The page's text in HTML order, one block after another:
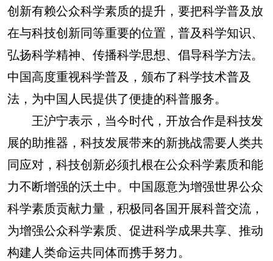
创新有赖公众科学素质的提升，要把科学普及放
在与科技创新同等重要的位置，普及科学知识、
弘扬科学精神、传播科学思想、倡导科学方法。
中国高度重视科学普及，颁布了科学技术普及
法，为中国人民提供了便捷的科普服务。
王沪宁表示，当今时代，开放合作是科技发
展的助推器，科技发展带来的新挑战需要人类共
同应对，科技创新必须扎根在公众科学素质和能
力不断增强的沃土中。中国愿意为增强世界公众
科学素质贡献力量，积极同各国开展科普交流，
为增强公众科学素质、促进科学成果共享、推动
构建人类命运共同体而携手努力。